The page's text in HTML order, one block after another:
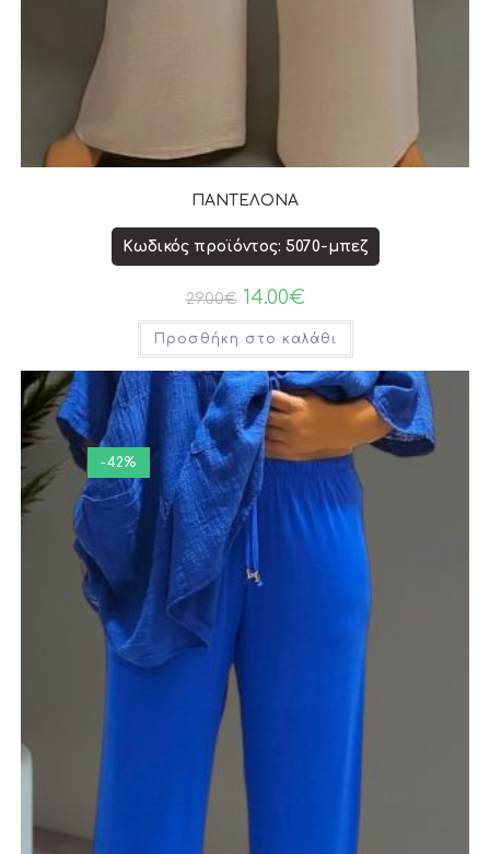
ΠΑΝΤΕΛΟΝΑ
Κωδικός προϊόντος: 5070-μπεζ
29.00€ 14.00€
Προσθήκη στο καλάθι
-42%